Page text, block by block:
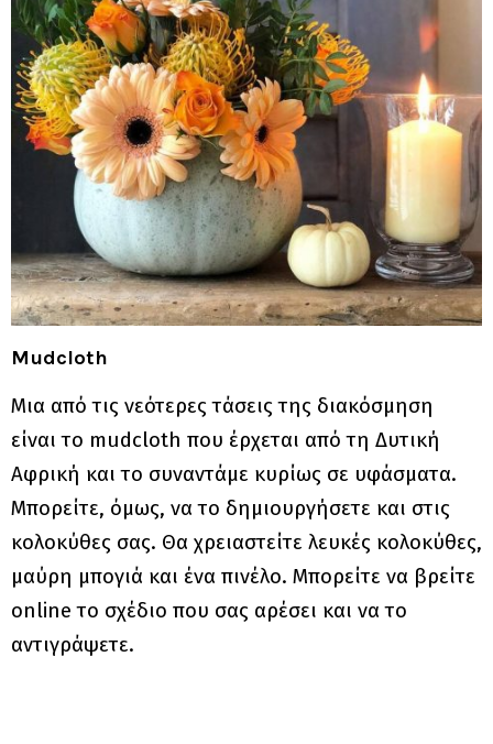
Mudcloth
Μια από τις νεότερες τάσεις της διακόσμηση
είναι το mudcloth που έρχεται από τη Δυτική
Αφρική και το συναντάμε κυρίως σε υφάσματα.
Μπορείτε, όμως, να το δημιουργήσετε και στις
κολοκύθες σας. Θα χρειαστείτε λευκές κολοκύθες,
μαύρη μπογιά και ένα πινέλο. Μπορείτε να βρείτε
online το σχέδιο που σας αρέσει και να το
αντιγράψετε.